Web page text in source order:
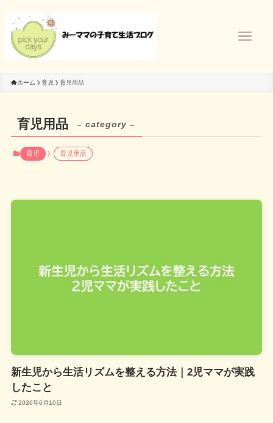
ホーム 育児 育児用品
育児用品 – category –
育児 育児用品
新生児から生活リズムを整える方法｜2児ママが実践
したこと
2026年6月10日